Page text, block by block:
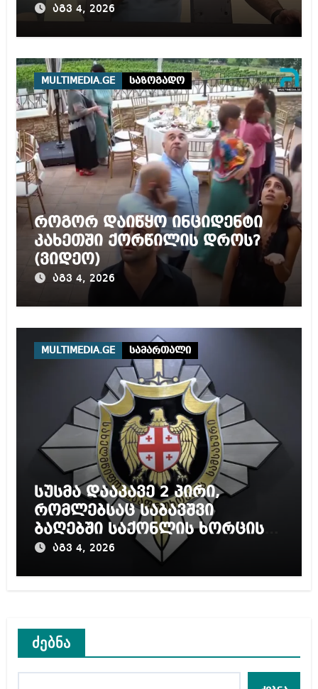
სამარტოო საკანში
მოთავსება, საერთაშორისო
წამებას და არაადამიანურ
მოპყრობას – სააკაშვილი
აგვ 4, 2026
MULTIMEDIA.GE საზოგადო
როგორ დაიწყო ინციდენტი
კახეთში ქორწილის დროს?
(ვიდეო)
აგვ 4, 2026
MULTIMEDIA.GE სამართალი
სუსმა დააკავე 2 პირი,
რომლებსაც საბავშვი
ბაღებში საქონლის ხორცის
ნაცვლად ცხენის ხორცი
აგვ 4, 2026
ძებნა